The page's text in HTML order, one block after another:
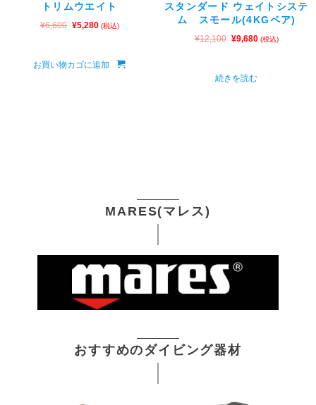
トリムウエイト
¥6,600 ¥5,280 (税込)
お買い物カゴに追加
スタンダード ウェイトシステ
ム スモール(4KGペア)
¥12,100 ¥9,680 (税込)
続きを読む
MARES(マレス)
おすすめのダイビング器材